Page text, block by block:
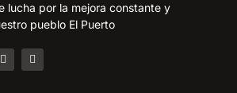
lucha por la mejora constante y
pueblo El Puerto